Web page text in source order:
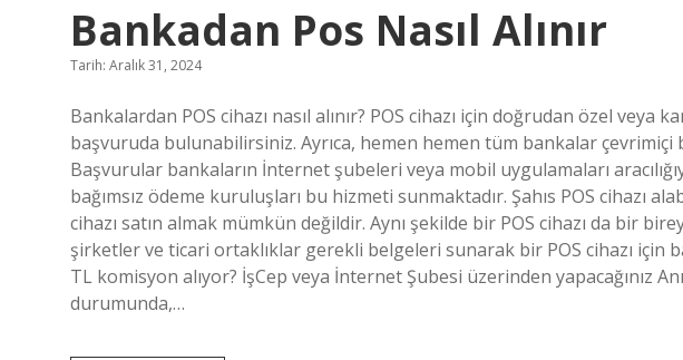
Bankadan Pos Nasıl Alınır
Tarih: Aralık 31, 2024
Bankalardan POS cihazı nasıl alınır? POS cihazı için doğrudan özel veya
başvuruda bulunabilirsiniz. Ayrıca, hemen hemen tüm bankalar
Başvurular bankaların İnternet şubeleri veya mobil uygulamaları
bağımsız ödeme kuruluşları bu hizmeti sunmaktadır. Şahıs POS cihazı
cihazı satın almak mümkün değildir. Aynı şekilde bir POS cihazı da bir
şirketler ve ticari ortaklıklar gerekli belgeleri sunarak bir POS cihazı için
TL komisyon alıyor? İşCep veya İnternet Şubesi üzerinden yapacağınız
durumunda,…